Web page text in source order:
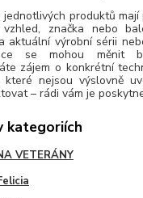
produktů
vzhled, značka nebo
aktuální výrobní sérii
se mohou měnit
zájem o konkrétní
které nejsou výslovně
– rádi vám je
kategoriích
VETERÁNY